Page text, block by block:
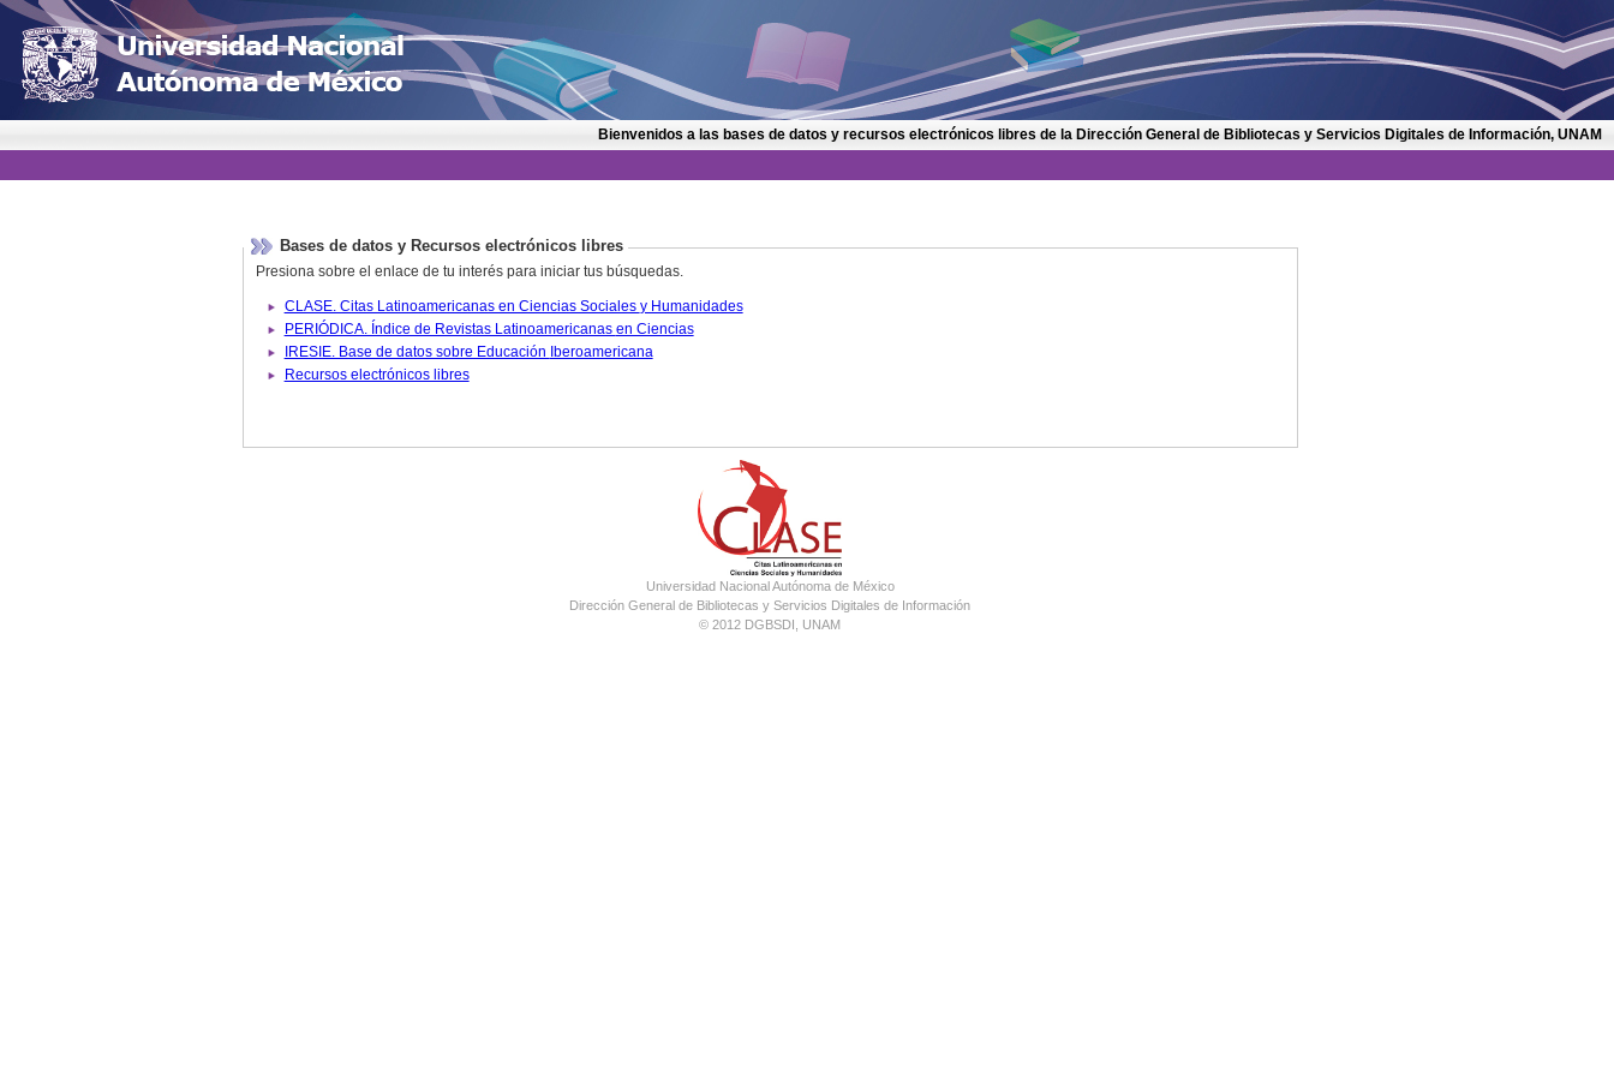
Bienvenidos a las bases de datos y recursos electrónicos libres de la Dirección General de Bibliotecas y Servicios Digitales de Información, UNAM
Bases de datos y Recursos electrónicos libres
Presiona sobre el enlace de tu interés para iniciar tus búsquedas.
CLASE. Citas Latinoamericanas en Ciencias Sociales y Humanidades
PERIÓDICA. Índice de Revistas Latinoamericanas en Ciencias
IRESIE. Base de datos sobre Educación Iberoamericana
Recursos electrónicos libres
Universidad Nacional Autónoma de México
Dirección General de Bibliotecas y Servicios Digitales de Información
© 2012 DGBSDI, UNAM